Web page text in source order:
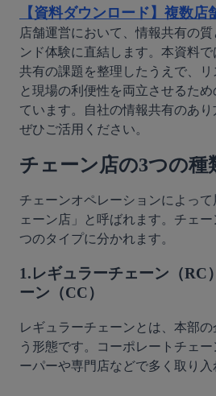
【資料ダウンロード】複数
店舗運営において、情報共有の
ンド体験に直結します。本資料
共有の課題を整理したうえで、
と現場の利便性を両立させるた
ています。自社の情報共有のあ
ぜひご活用ください。
チェーン店の3つの種
チェーンオペレーションによっ
ェーン店」と呼ばれます。チェ
つのタイプに分かれます。
1.レギュラーチェーン（RC
ーン（CC）
レギュラーチェーンとは、本部
う形態です。コーポレートチェ
ーパーや専門店などで多く取り入